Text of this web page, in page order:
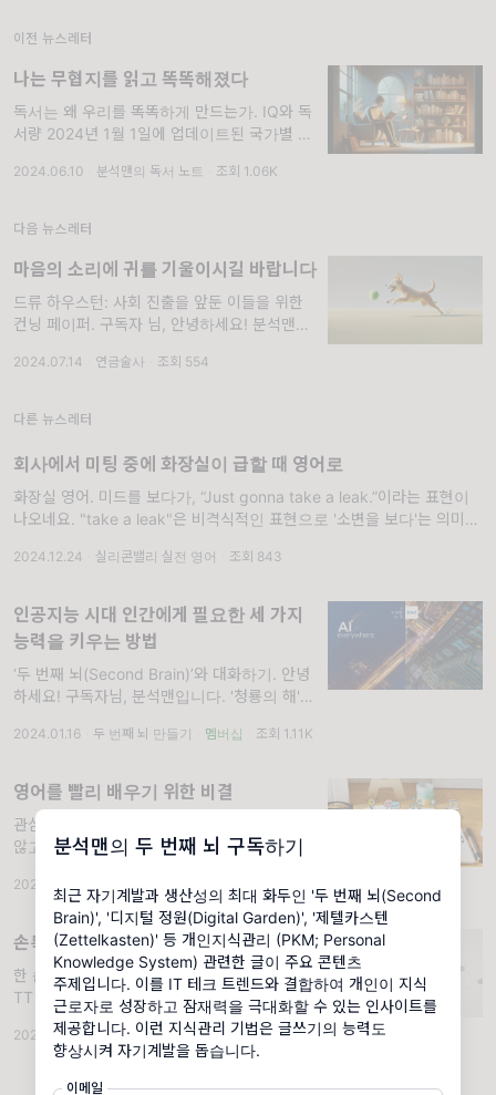
분석맨의 두 번째 뇌 구독하기
최근 자기계발과 생산성의 최대 화두인 '두 번째 뇌(Second
Brain)', '디지털 정원(Digital Garden)', '제텔카스텐
(Zettelkasten)' 등 개인지식관리 (PKM; Personal
Knowledge System) 관련한 글이 주요 콘텐츠
주제입니다. 이를 IT 테크 트렌드와 결합하여 개인이 지식
근로자로 성장하고 잠재력을 극대화할 수 있는 인사이트를
제공합니다. 이런 지식관리 기법은 글쓰기의 능력도
향상시켜 자기계발을 돕습니다.
이메일
이전 뉴스레터
나는 무협지를 읽고 똑똑해졌다
독서는 왜 우리를 똑똑하게 만드는가. IQ와 독
서량 2024년 1월 1일에 업데이트된 국가별 평
차지했다. 2위 중국 106.99점, 3위 이란
2024.06.10 분석맨의 독서 노트 조회 1.06K
다음 뉴스레터
마음의 소리에 귀를 기울이시길 바랍니다
드류 하우스턴: 사회 진출을 앞둔 이들을 위한
컨닝 페이퍼. 구독자 님, 안녕하세요! 분석맨입
상 미안한 마음이 듭니다. 바쁘다는 핑계는 어
자주
2024.07.14 연금술사 조회 554
다른 뉴스레터
회사에서 미팅 중에 화장실이 급할 때 영어로
화장실 영어. 미드를 보다가, “Just gonna take a leak.”이라는 표현이
나오네요. "take a leak"은 비격식적인 표현으로 '소변을 보다'는 의미입
2024.12.24 실리콘밸리 실전 영어 조회 843
인공지능 시대 인간에게 필요한 세 가지
능력을 키우는 방법
‘두 번째 뇌(Second Brain)’와 대화하기. 안녕
하세요! 구독자님, 분석맨입니다. '청룡의 해'에
2024.01.16 두 번째 뇌 만들기 멤버십 조회 1.11K
영어를 빨리 배우기 위한 비결
관심 분야에 집착하며 배우기. 새해 꼭 빠지지
않고 추가하는 결심 중의 하나가 영어 공부죠.
인 계획 중의 하나이기도 합니다. 그래서 이번
글에서는 어떻게 하면 영어
2024.02.01 실리콘밸리 실전 영어 조회 1.28K
손목이 부러졌어도 글을 씁니다
한 손으로 글 쓰기. 정말 손목이 부러졌습니다.
TT 그리고 이렇게 글을 쓰고 있네요. 오른손만
으로. 오랜만에 아이들을 위해서 아이스 스케이
트장에 갔다가 심하게 넘어지면서 왼쪽 손목이
골절되고 잠시 정
2023.12.31 · 두 번째 뇌 만들기 · 조회 973 · 댓글 1